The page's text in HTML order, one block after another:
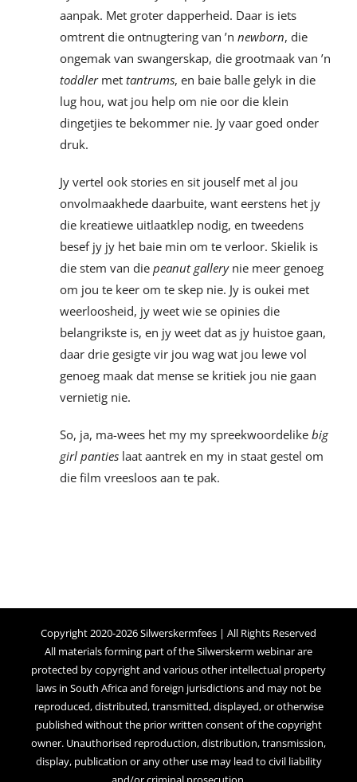
aanpak. Met groter dapperheid. Daar is iets
omtrent die ontnugtering van ’n newborn, die
ongemak van swangerskap, die grootmaak van ’n
toddler mettantrums, en baie balle gelyk in die
lug hou, wat jou help om nie oor die klein
dingetjies te bekommer nie. Jy vaar goed onder
druk.
Jy vertel ook stories en sit jouself met al jou
onvolmaakhede daarbuite, want eerstens het jy
die kreatiewe uitlaatklep nodig, en tweedens
besef jy jy het baie min om te verloor. Skielik is
die stem van die peanut gallerynie meer genoeg
om jou te keer om te skep nie. Jy is oukei met
weerloosheid, jy weet wie se opinies die
belangrikste is, en jy weet dat as jy huistoe gaan,
daar drie gesigte vir jou wag wat jou lewe vol
genoeg maak dat mense se kritiek jou nie gaan
vernietig nie.
So, ja, ma-wees het my my spreekwoordelike big
girl pantieslaat aantrek en my in staat gestel om
die film vreesloos aan te pak.
Copyright 2020-2026 Silwerskermfees | All Rights Reserved
All materials forming part of the Silwerskerm webinar are
protected by copyright and various other intellectual property
laws in South Africa and foreign jurisdictions and may not be
reproduced, distributed, transmitted, displayed, or otherwise
published without the prior written consent of the copyright
owner. Unauthorised reproduction, distribution, transmission,
display, publication or any other use may lead to civil liability